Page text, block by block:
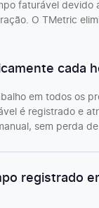
faturável devido
O TMetric
cada
em todos os
é registrado e
sem perda
registrado